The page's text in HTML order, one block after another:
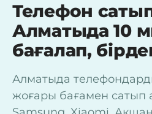
Телефон
Алматыда 10
бағалап,
Алматыда
жоғары бағамен сатып